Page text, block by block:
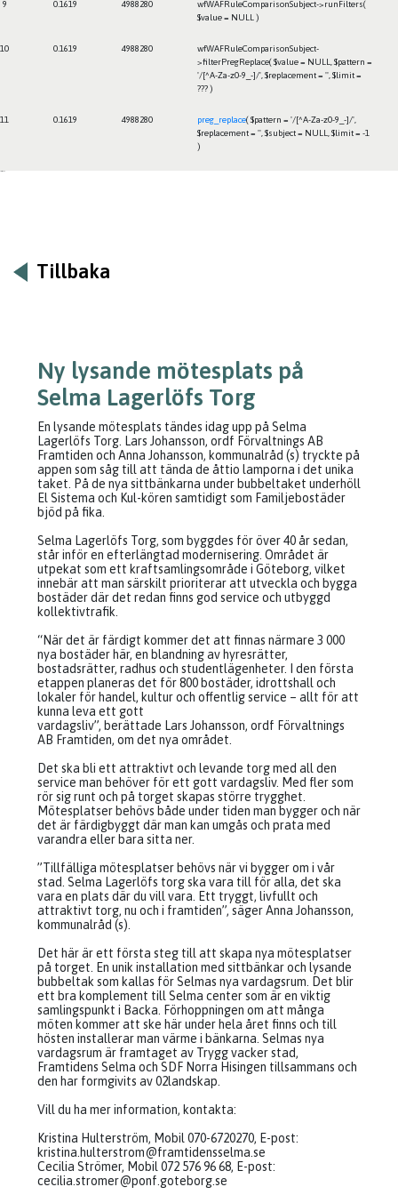
9 0.1619 4988280
wfWAFRuleComparisonSubject->runFilters(
$value = NULL )
10 0.1619 4988280
wfWAFRuleComparisonSubject-
>filterPregReplace($value = NULL
$pattern =
'/[^A-Za-z0-9_-]/' $replacement = '' $limit =
??? )
11 0.1619 4988280 preg_replace($pattern = '/[^A-Za-z0-9_-]/'
$replacement = '' $subject = NULL $limit = -1
)
Tillbaka
Ny lysande mötesplats på
Selma Lagerlöfs Torg
En lysande mötesplats tändes idag upp på Selma
Lagerlöfs Torg. Lars Johansson, ordf Förvaltnings AB
Framtiden och Anna Johansson, kommunalråd (s) tryckte på
appen som såg till att tända de åttio lamporna i det unika
taket. På de nya sittbänkarna under bubbeltaket underhöll
El Sistema och Kul-kören samtidigt som Familjebostäder
bjöd på fika.
Selma Lagerlöfs Torg, som byggdes för över 40 år sedan,
står inför en efterlängtad modernisering. Området är
utpekat som ett kraftsamlingsområde i Göteborg, vilket
innebär att man särskilt prioriterar att utveckla och bygga
bostäder där det redan finns god service och utbyggd
kollektivtrafik.
“När det är färdigt kommer det att finnas närmare 3 000
nya bostäder här, en blandning av hyresrätter,
bostadsrätter, radhus och studentlägenheter. I den första
etappen planeras det för 800 bostäder, idrottshall och
lokaler för handel, kultur och offentlig service – allt för att
kunna leva ett gott
vardagsliv”, berättade Lars Johansson, ordf Förvaltnings
AB Framtiden, om det nya området.
Det ska bli ett attraktivt och levande torg med all den
service man behöver för ett gott vardagsliv. Med fler som
rör sig runt och på torget skapas större trygghet.
Mötesplatser behövs både under tiden man bygger och när
det är färdigbyggt där man kan umgås och prata med
varandra eller bara sitta ner.
”Tillfälliga mötesplatser behövs när vi bygger om i vår
stad. Selma Lagerlöfs torg ska vara till för alla, det ska
vara en plats där du vill vara. Ett tryggt, livfullt och
attraktivt torg, nu och i framtiden”, säger Anna Johansson,
kommunalråd (s).
Det här är ett första steg till att skapa nya mötesplatser
på torget. En unik installation med sittbänkar och lysande
bubbeltak som kallas för Selmas nya vardagsrum. Det blir
ett bra komplement till Selma center som är en viktig
samlingspunkt i Backa. Förhoppningen om att många
möten kommer att ske här under hela året finns och till
hösten installerar man värme i bänkarna. Selmas nya
vardagsrum är framtaget av Trygg vacker stad,
Framtidens Selma och SDF Norra Hisingen tillsammans och
den har formgivits av 02landskap.
Vill du ha mer information, kontakta:
Kristina Hulterström, Mobil 070-6720270, E-post:
kristina.hulterstrom@framtidensselma.se
Cecilia Strömer, Mobil 072 576 96 68, E-post:
cecilia.stromer@ponf.goteborg.se